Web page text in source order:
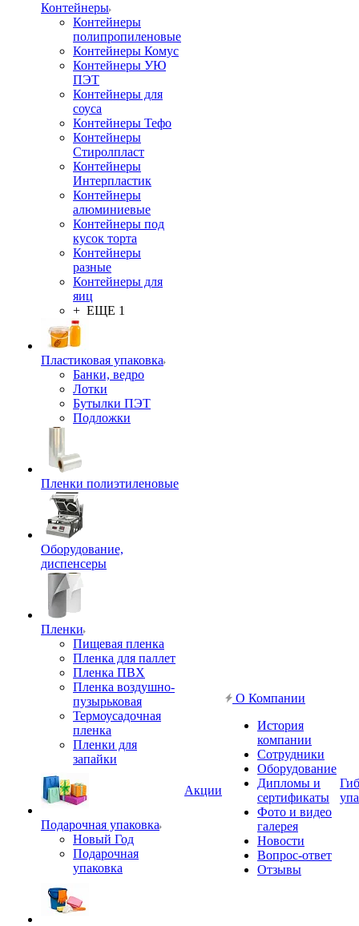
Контейнеры
Контейнеры
полипропиленовые
Контейнеры Комус
Контейнеры УЮ
ПЭТ
Контейнеры для
соуса
Контейнеры Тефо
Контейнеры
Стиролпласт
Контейнеры
Интерпластик
Контейнеры
алюминиевые
Контейнеры под
кусок торта
Контейнеры
разные
Контейнеры для
яиц
+ ЕЩЕ 1
Пластиковая упаковка
Банки, ведро
Лотки
Бутылки ПЭТ
Подложки
Пленки полиэтиленовые
Оборудование,
диспенсеры
Пленки
Пищевая пленка
Пленка для паллет
Пленка ПВХ
Пленка воздушно-
пузырьковая
Термоусадочная
пленка
Пленки для
запайки
Подарочная упаковка
Новый Год
Подарочная
упаковка
Акции
О Компании
История
компании
Сотрудники
Оборудование
Дипломы и
сертификаты
Фото и видео
галерея
Новости
Вопрос-ответ
Отзывы